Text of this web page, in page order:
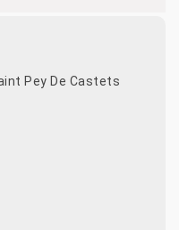
Pey De Castets